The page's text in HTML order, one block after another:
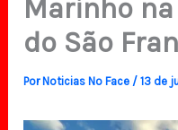
Marinho
do São
PorNoticias No Face /13 de